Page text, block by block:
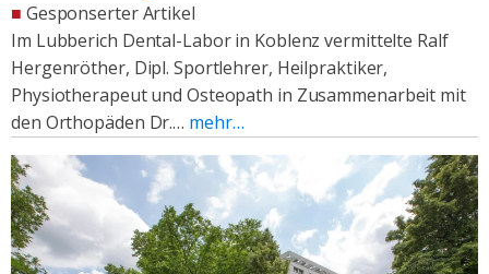
■ Gesponserter Artikel
Im Lubberich Dental-Labor in Koblenz vermittelte Ralf
Hergenröther, Dipl. Sportlehrer, Heilpraktiker,
Physiotherapeut und Osteopath in Zusammenarbeit mit
den Orthopäden Dr.… mehr…